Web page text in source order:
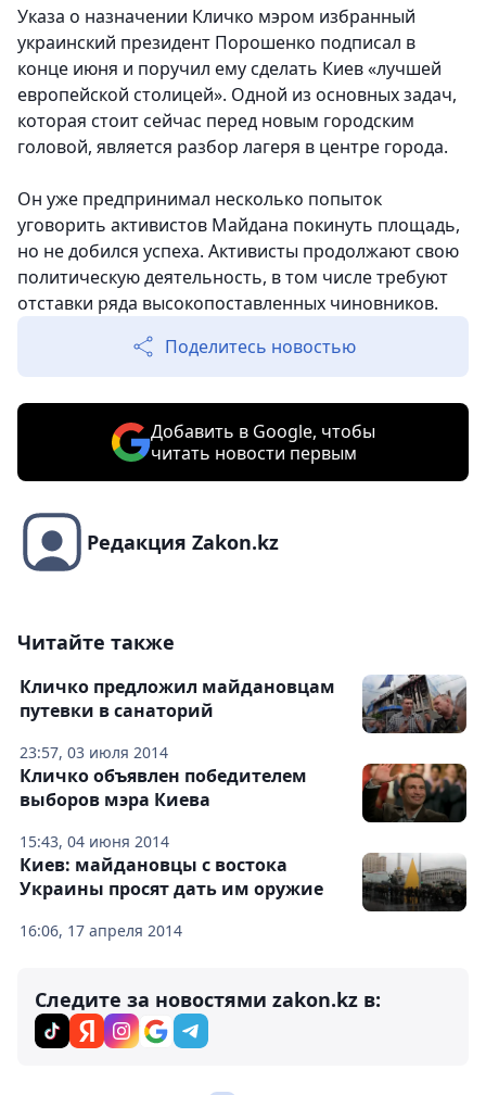
Указа о назначении Кличко мэром избранный
украинский президент Порошенко подписал в
конце июня и поручил ему сделать Киев «лучшей
европейской столицей». Одной из основных задач,
которая стоит сейчас перед новым городским
головой, является разбор лагеря в центре города.
Он уже предпринимал несколько попыток
уговорить активистов Майдана покинуть площадь,
но не добился успеха. Активисты продолжают свою
политическую деятельность, в том числе требуют
отставки ряда высокопоставленных чиновников.
Поделитесь новостью
Добавить в Google, чтобы
читать новости первым
Редакция Zakon.kz
Читайте также
23:57, 03 июля 2014
Кличко предложил майдановцам
путевки в санаторий
15:43, 04 июня 2014
Кличко объявлен победителем
выборов мэра Киева
16:06, 17 апреля 2014
Киев: майдановцы с востока
Украины просят дать им оружие
Следите за новостями zakon.kz в: